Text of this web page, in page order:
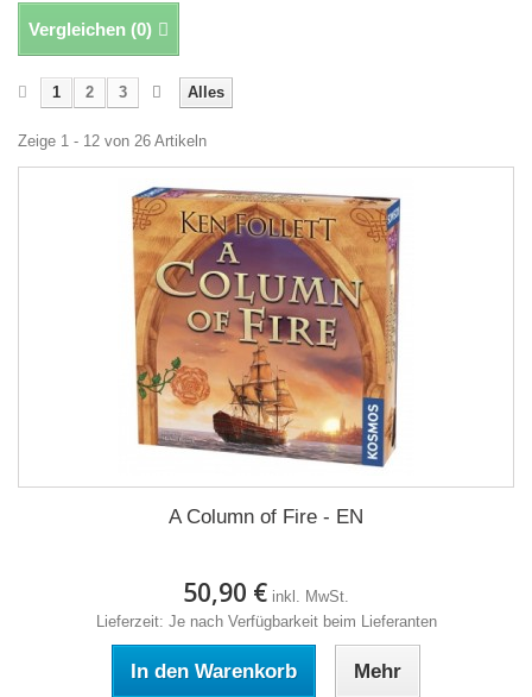
Vergleichen (0)
Alles
1 2 3
Zeige 1 - 12 von 26 Artikeln
A Column of Fire - EN
50,90 € inkl. MwSt.
Lieferzeit: Je nach Verfügbarkeit beim Lieferanten
In den Warenkorb Mehr